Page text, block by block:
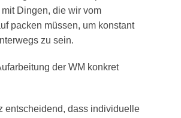
Dingen, die wir vom
packen müssen, um konstant
zu sein.
der WM konkret
entscheidend, dass individuelle